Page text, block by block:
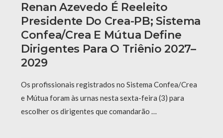
Renan Azevedo É Reeleito
Presidente Do Crea-PB; Sistema
Confea/Crea E Mútua Define
Dirigentes Para O Triênio 2027–
2029
Os profissionais registrados no Sistema Confea/Crea
e Mútua foram às urnas nesta sexta-feira (3) para
escolher os dirigentes que comandarão …